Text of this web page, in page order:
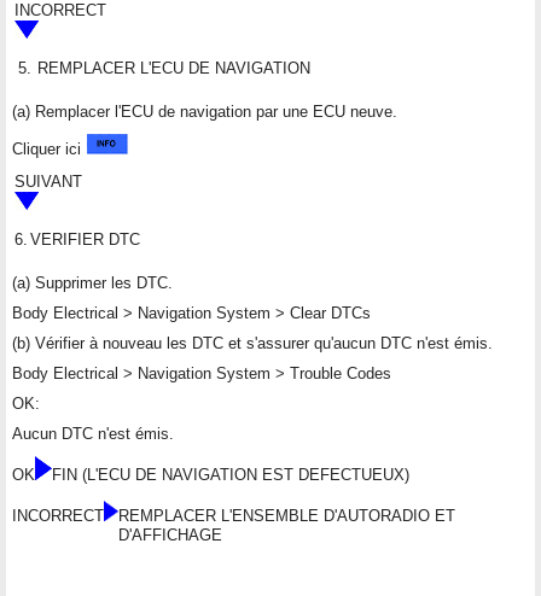
INCORRECT
5. REMPLACER L'ECU DE NAVIGATION
(a) Remplacer l'ECU de navigation par une ECU neuve.
Cliquer ici
SUIVANT
6. VERIFIER DTC
(a) Supprimer les DTC.
Body Electrical > Navigation System > Clear DTCs
(b) Vérifier à nouveau les DTC et s'assurer qu'aucun DTC n'est émis.
Body Electrical > Navigation System > Trouble Codes
OK:
Aucun DTC n'est émis.
OK FIN (L'ECU DE NAVIGATION EST DEFECTUEUX)
INCORRECT
REMPLACER L'ENSEMBLE D'AUTORADIO ET
D'AFFICHAGE